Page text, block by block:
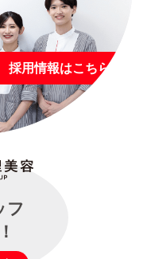
採用情報はこちら
フ